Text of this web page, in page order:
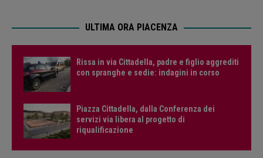
ULTIMA ORA PIACENZA
Rissa in via Cittadella, padre e figlio aggrediti
con spranghe e sedie: indagini in corso
Piazza Cittadella, dalla Conferenza dei
servizi via libera al progetto di
riqualificazione